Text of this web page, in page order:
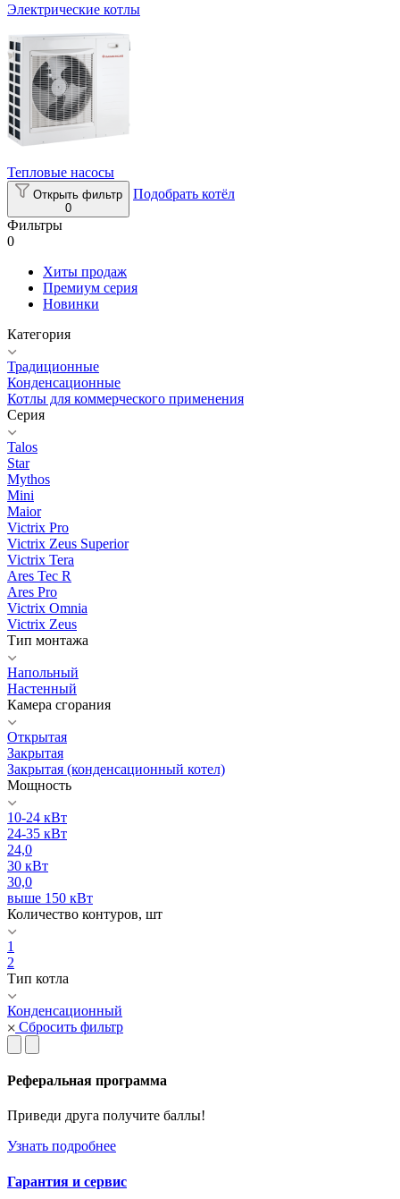
Электрические котлы
Тепловые насосы
Открыть фильтр
0
Подобрать котёл
Фильтры
0
Хиты продаж
Премиум серия
Новинки
Категория
Традиционные
Конденсационные
Котлы для коммерческого применения
Серия
Talos
Star
Mythos
Mini
Maior
Victrix Pro
Victrix Zeus Superior
Victrix Tera
Ares Tec R
Ares Pro
Victrix Omnia
Victrix Zeus
Тип монтажа
Напольный
Настенный
Камера сгорания
Открытая
Закрытая
Закрытая (конденсационный котел)
Мощность
10-24 кВт
24-35 кВт
24,0
30 кВт
30,0
выше 150 кВт
Количество контуров, шт
1
2
Тип котла
Конденсационный
Сбросить фильтр
Реферальная программа
Приведи друга получите баллы!
Узнать подробнее
Гарантия и сервис